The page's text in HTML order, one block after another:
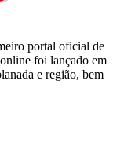
portal oficial de
foi lançado em
e região, bem